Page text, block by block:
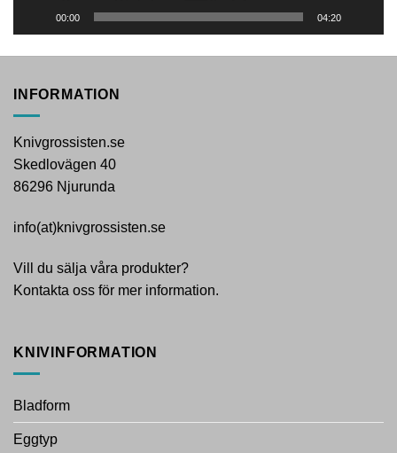
00:00 04:20
INFORMATION
Knivgrossisten.se
Skedlovägen 40
86296 Njurunda
info(at)knivgrossisten.se
Vill du sälja våra produkter?
Kontakta oss för mer information.
KNIVINFORMATION
Bladform
Eggtyp